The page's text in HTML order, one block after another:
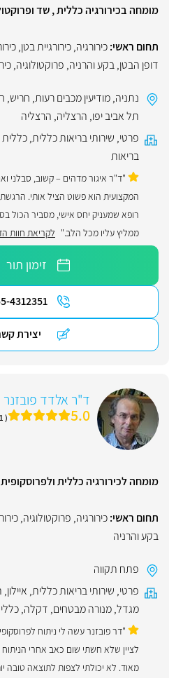
מומחה בכירורגיה כללית , שד
תחום ראשי:כירורגיה,כירורגיית בטן,
דופן הבטן,בקע והרניה, פרוקטולוגיה,
נתניה,מודיעין מכבים רעות, חריש,
תל אביב יפו, הרצליה, הרצליה
פרטי, שירותי בריאות כללית,
בריאות
"ד"ר איגור מדהים – קשוב, סבלני
המקצועית הוא פשוט הציל אותי.
רופא שמעניק יחס אישי, מסביר הכול
ממליץ עליו מכל הלב." לקריאת חוות
זימון תור
4312351
יצירת
ד"ר אלדד פובזנר
5.0 ( 41 חוות דעת )
מומחה לכירורגיה כללית ולפרוסקופית
תחום ראשי:כירורגיה, פרוקטולוגיה,
בקע והרניה
פתח תקווה
פרטי, שירותי בריאות כללית, איילון,
מגדל,מנורה מבטחים, דקלה,
"דר פובזנר עשה לי ניתוח
לציין שלא חשתי שום כאב אחרי
מאוד. לא יכולתי לצפות לתוצאה טובה